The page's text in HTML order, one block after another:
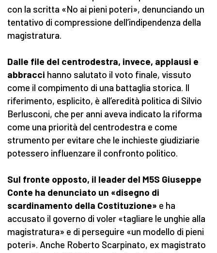
con la scritta «No ai pieni poteri», denunciando un
tentativo di compressione dell’indipendenza della
magistratura.
Dalle file del centrodestra, invece, applausi e
abbracci hanno salutato il voto finale, vissuto
come il compimento di una battaglia storica. Il
riferimento, esplicito, è all’eredità politica di Silvio
Berlusconi, che per anni aveva indicato la riforma
come una priorità del centrodestra e come
strumento per evitare che le inchieste giudiziarie
potessero influenzare il confronto politico.
Sul fronte opposto, il leader del M5S Giuseppe
Conte ha denunciato un «disegno di
scardinamento della Costituzione» e ha
accusato il governo di voler «tagliare le unghie alla
magistratura» e di perseguire «un modello di pieni
poteri». Anche Roberto Scarpinato, ex magistrato